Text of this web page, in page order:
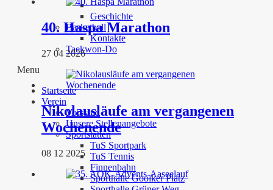
Geschichte
Basketball
Kontakte
Taekwon-Do
Menu
Startseite
Verein
Vorstand
Unsere Stellenangebote
Sportstätten
TuS Sportpark
TuS Tennis
Finnenbahn
Sporthalle Gooiker Platz
40. Haspa Marathon
27 04 2026
Nikolausläufe am vergangenen
Wochenende
08 12 2025